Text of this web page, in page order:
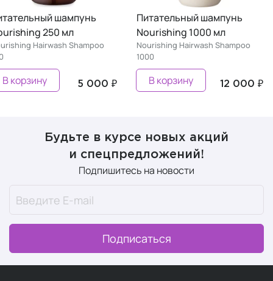
Питательный шампунь
Nourishing 250 мл
Nourishing Hairwash Shampoo
5 000 ₽
В корзину
Питательный шампунь
Nourishing 1000 мл
Nourishing Hairwash Shampoo
12
В корзину
Будьте в курсе новых акций
и спецпредложений!
Подпишитесь на новости
Подписаться